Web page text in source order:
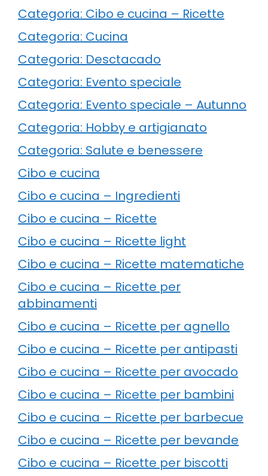
Categoria: Cibo e cucina – Ricette
Categoria: Cucina
Categoria: Desctacado
Categoria: Evento speciale
Categoria: Evento speciale – Autunno
Categoria: Hobby e artigianato
Categoria: Salute e benessere
Cibo e cucina
Cibo e cucina – Ingredienti
Cibo e cucina – Ricette
Cibo e cucina – Ricette light
Cibo e cucina – Ricette matematiche
Cibo e cucina – Ricette per
abbinamenti
Cibo e cucina – Ricette per agnello
Cibo e cucina – Ricette per antipasti
Cibo e cucina – Ricette per avocado
Cibo e cucina – Ricette per bambini
Cibo e cucina – Ricette per barbecue
Cibo e cucina – Ricette per bevande
Cibo e cucina – Ricette per biscotti